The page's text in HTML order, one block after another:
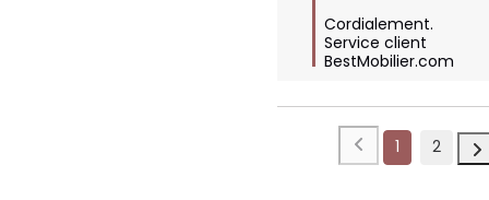
Cordialement.
Service client
BestMobilier.com
1 2